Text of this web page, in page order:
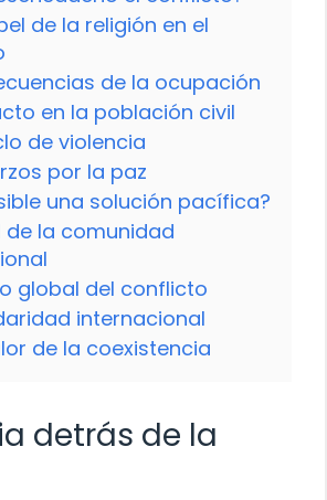
de la religión en el
de la ocupación
en la población civil
de violencia
por la paz
una solución pacífica?
de la comunidad
global del conflicto
internacional
de la coexistencia
detrás de la